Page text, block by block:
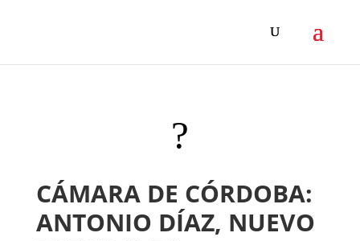
?
CÁMARA DE CÓRDOBA:
ANTONIO DÍAZ, NUEVO